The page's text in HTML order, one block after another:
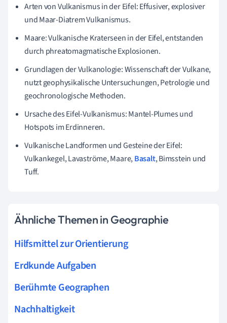
Arten von Vulkanismus in der Eifel: Effusiver, explosiver
und Maar-Diatrem Vulkanismus.
Maare: Vulkanische Kraterseen in der Eifel, entstanden
durch phreatomagmatische Explosionen.
Grundlagen der Vulkanologie: Wissenschaft der Vulkane,
nutzt geophysikalische Untersuchungen, Petrologie und
geochronologische Methoden.
Ursache des Eifel-Vulkanismus: Mantel-Plumes und
Hotspots im Erdinneren.
Vulkanische Landformen und Gesteine der Eifel:
Vulkankegel, Lavaströme, Maare,Basalt, Bimsstein und
Tuff.
Ähnliche Themen in Geographie
Hilfsmittel zur Orientierung
Erdkunde Aufgaben
Berühmte Geographen
Nachhaltigkeit